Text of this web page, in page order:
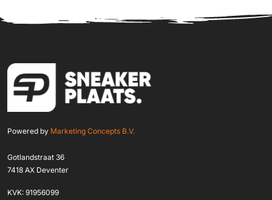
Powered by Marketing Concepts B.V.
Gotlandstraat 36
7418 AX Deventer
KVK: 91956099